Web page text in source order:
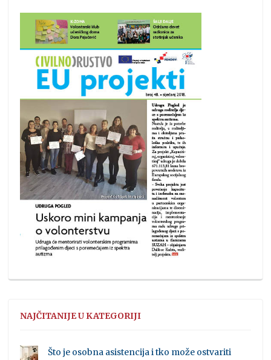
NAJČITANIJE U KATEGORIJI
Što je osobna asistencija i tko može ostvariti